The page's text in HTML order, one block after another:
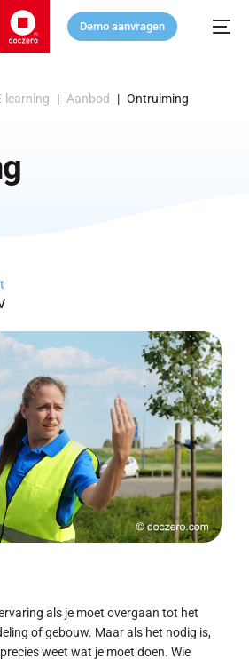
Demo aanvragen
learning | Aanbod | Ontruiming
als je moet overgaan tot het
of gebouw. Maar als het nodig is,
weet wat je moet doen. Wie